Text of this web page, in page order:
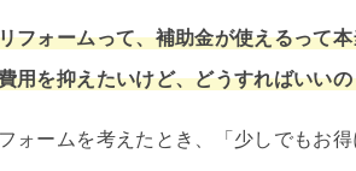
フォームって、補助金が使えるって
用を抑えたいけど、どうすればいいの
ォームを考えたとき、「少しでもお